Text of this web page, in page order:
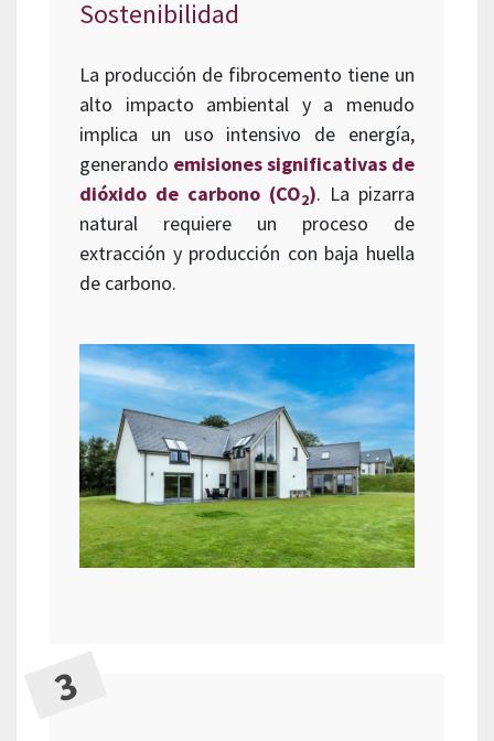
Sostenibilidad
La producción de fibrocemento tiene un
alto impacto ambiental y a menudo
implica un uso intensivo de energía,
generando emisiones significativas de
dióxido de carbono (CO2). La pizarra
natural requiere un proceso de
extracción y producción con baja huella
de carbono.